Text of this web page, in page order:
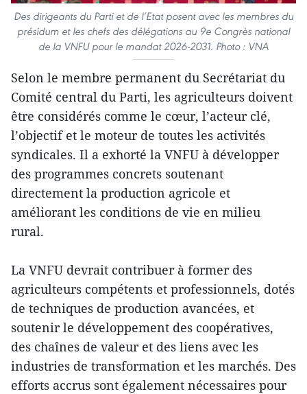
Des dirigeants du Parti et de l’Etat posent avec les membres du
présidum et les chefs des délégations au 9e Congrès national
de la VNFU pour le mandat 2026-2031. Photo : VNA
Selon le membre permanent du Secrétariat du
Comité central du Parti, les agriculteurs doivent
être considérés comme le cœur, l’acteur clé,
l’objectif et le moteur de toutes les activités
syndicales. Il a exhorté la VNFU à développer
des programmes concrets soutenant
directement la production agricole et
améliorant les conditions de vie en milieu
rural.
La VNFU devrait contribuer à former des
agriculteurs compétents et professionnels, dotés
de techniques de production avancées, et
soutenir le développement des coopératives,
des chaînes de valeur et des liens avec les
industries de transformation et les marchés. Des
efforts accrus sont également nécessaires pour